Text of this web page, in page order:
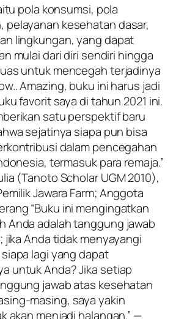
pola konsumsi, pola
pelayanan kesehatan dasar,
lingkungan, yang dapat
mulai dari diri sendiri hingga
untuk mencegah terjadinya
Amazing, buku ini harus jadi
favorit saya di tahun 2021 ini.
satu perspektif baru
sejatinya siapa pun bisa
dalam pencegahan
termasuk para remaja.”
(Tanoto Scholar UGM 2010),
Jawara Farm; Anggota
“Buku ini mengingatkan
Anda adalah tanggung jawab
jika Anda tidak menyayangi
lagi yang dapat
untuk Anda? Jika setiap
jawab atas kesehatan
masing, saya yakin
akan menjadi halangan.” —